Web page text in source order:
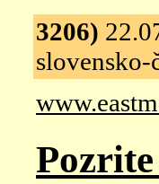
3206)
slovensko-